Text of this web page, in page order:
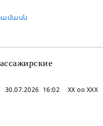
XX oo XXX
30.07.2026 16:02